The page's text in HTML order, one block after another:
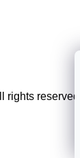
rights reserved.